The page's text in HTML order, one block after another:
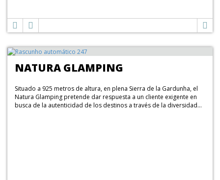
NATURA GLAMPING
Situado a 925 metros de altura, en plena Sierra de la Gardunha, el
Natura Glamping pretende dar respuesta a un cliente exigente en
busca de la autenticidad de los destinos a través de la diversidad...